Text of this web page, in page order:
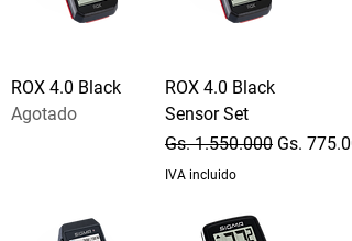
ROX 4.0 Black
Agotado
ROX 4.0 Black
Sensor Set
Precio
Gs. 1.550.000 Precio de
Gs.
IVA incluido